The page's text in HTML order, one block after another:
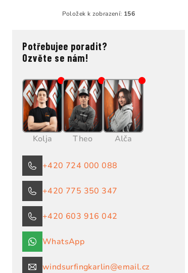
Položek k zobrazení: 156
Potřebujee poradit?
Ozvěte se nám!
Kolja Theo Alča
+420 724 000 088
+420 775 350 347
+420 603 916 042
WhatsApp
windsurfingkarlin@email.cz